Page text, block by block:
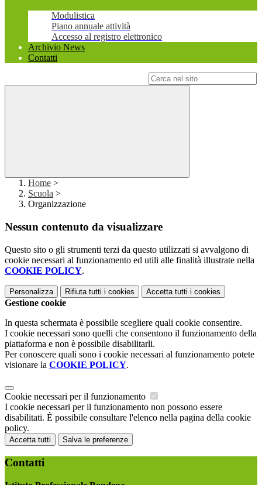
Modulistica
Piano annuale attività
Accesso al registro elettronico
Archivio News
Contatti
Home >
Scuola >
Organizzazione
Nessun contenuto da visualizzare
Questo sito o gli strumenti terzi da questo utilizzati si avvalgono di
cookie necessari al funzionamento ed utili alle finalità illustrate nella
COOKIE POLICY.
Personalizza Rifiuta tutti i cookies Accetta tutti i cookies
Gestione cookie
In questa schermata è possibile scegliere quali cookie consentire.
I cookie necessari sono quelli che consentono il funzionamento della
piattaforma e non è possibile disabilitarli.
Per conoscere quali sono i cookie necessari al funzionamento potete
visionare la COOKIE POLICY.
Cookie necessari per il funzionamento
I cookie necessari per il funzionamento non possono essere
disabilitati. È possibile consultare l'elenco nella pagina della cookie
policy.
Accetta tutti Salva le preferenze
Contatti